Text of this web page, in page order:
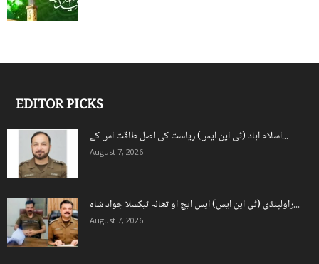
EDITOR PICKS
اسلام آباد (ٹی این ایس) ریاست کی اصل طاقت اس کے...
August 7, 2026
راولپنڈی (ٹی این ایس) ایس ایچ او تھانہ ٹیکسلا جواد شاہ...
August 7, 2026